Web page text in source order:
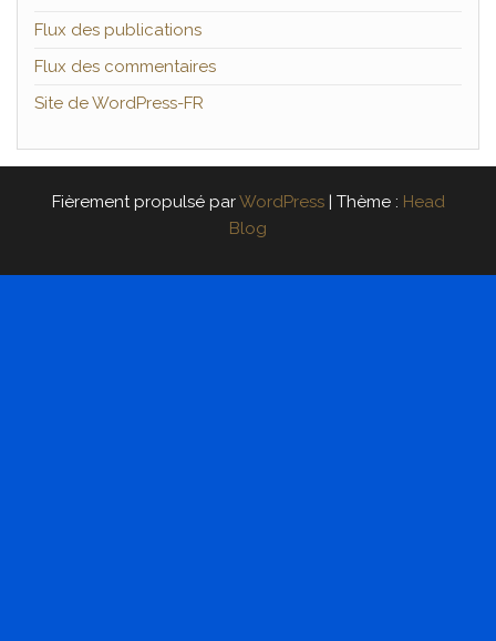
Flux des publications
Flux des commentaires
Site de WordPress-FR
Fièrement propulsé parWordPress | Thème : Head
Blog